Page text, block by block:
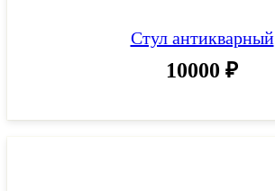
Стул антикварный
10000 ₽